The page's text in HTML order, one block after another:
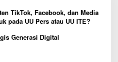
TikTok, Facebook, dan Media
pada UU Pers atau UU ITE?
Generasi Digital